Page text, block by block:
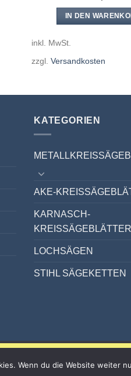
Nur bis zum
IN DEN
inkl. MwSt.
zzgl.Versandkosten
KATEGORIEN
AKE-
KARNASCH-
KREISSÄGEBLÄTTER
LOCHSÄGEN
STIHL SÄGEKETTEN
Wenn du die Website weiter